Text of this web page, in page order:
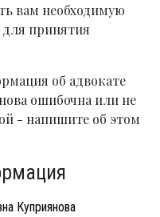
вам необходимую
принятия
об адвокате
ошибочна или не
- напишите об этом
Куприянова